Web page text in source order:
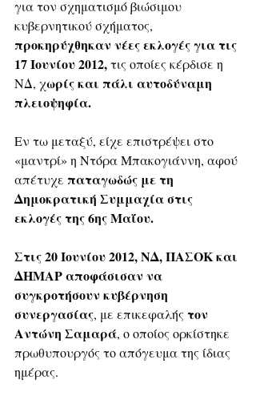
για τον σχηματισμό βιώσιμου
κυβερνητικού σχήματος,
προκηρύχθηκαν νέες εκλογές για τις
17 Ιουνίου 2012, τις οποίες κέρδισε η
ΝΔ, χωρίς και πάλι αυτοδύναμη
πλειοψηφία.
Εν τω μεταξύ, είχε επιστρέψει στο
«μαντρί» η Ντόρα Μπακογιάννη, αφού
απέτυχε παταγωδώς με τη
Δημοκρατική Συμμαχία στις
εκλογές της 6ης Μαΐου.
Στις 20 Ιουνίου 2012, ΝΔ, ΠΑΣΟΚ και
ΔΗΜΑΡ αποφάσισαν να
συγκροτήσουν κυβέρνηση
συνεργασίας, με επικεφαλής τον
Αντώνη Σαμαρά, ο οποίος ορκίστηκε
πρωθυπουργός το απόγευμα της ίδιας
ημέρας.